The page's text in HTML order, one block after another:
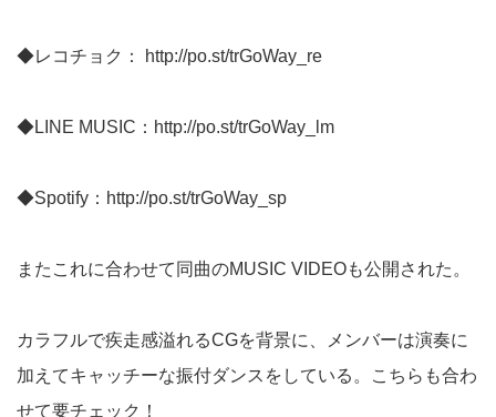
◆レコチョク： http://po.st/trGoWay_re
◆LINE MUSIC： http://po.st/trGoWay_lm
◆Spotify： http://po.st/trGoWay_sp
またこれに合わせて同曲のMUSIC VIDEOも公開された。
カラフルで疾走感溢れるCGを背景に、メンバーは演奏に
加えてキャッチーな振付ダンスをしている。こちらも合わ
せて要チェック！